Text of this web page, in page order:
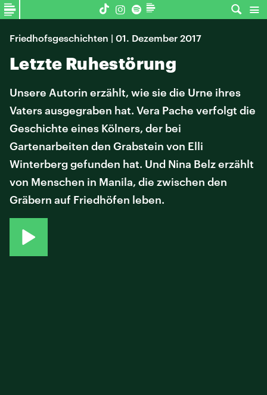
Friedhofsgeschichten | 01. Dezember 2017
Letzte Ruhestörung
Unsere Autorin erzählt, wie sie die Urne ihres
Vaters ausgegraben hat. Vera Pache verfolgt die
Geschichte eines Kölners, der bei
Gartenarbeiten den Grabstein von Elli
Winterberg gefunden hat. Und Nina Belz erzählt
von Menschen in Manila, die zwischen den
Gräbern auf Friedhöfen leben.